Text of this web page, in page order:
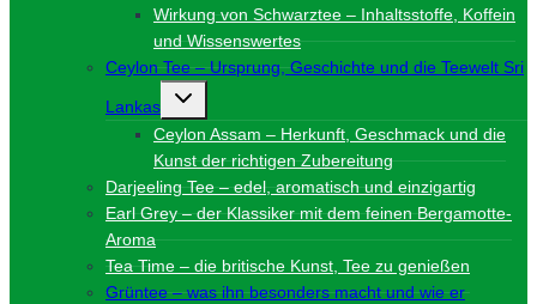
Wirkung von Schwarztee – Inhaltsstoffe, Koffein
und Wissenswertes
Ceylon Tee – Ursprung, Geschichte und die Teewelt Sri
Lankas
Untermenü
Ceylon Assam – Herkunft, Geschmack und die
Kunst der richtigen Zubereitung
Darjeeling Tee – edel, aromatisch und einzigartig
Earl Grey – der Klassiker mit dem feinen Bergamotte-
Aroma
Tea Time – die britische Kunst, Tee zu genießen
Grüntee – was ihn besonders macht und wie er